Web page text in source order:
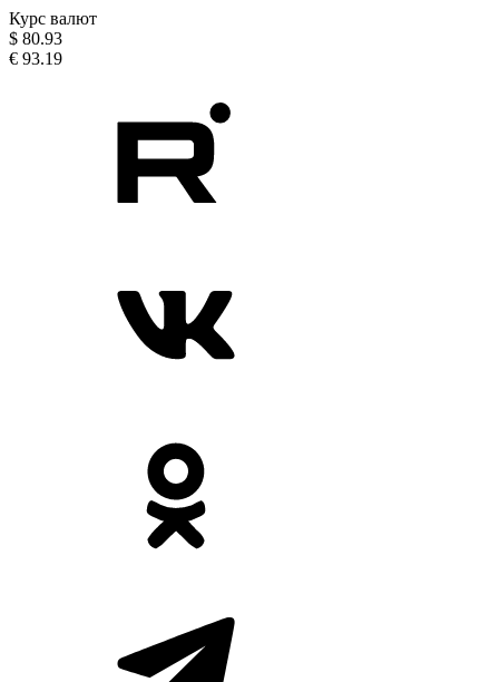
Курс валют
$ 80.93
€ 93.19